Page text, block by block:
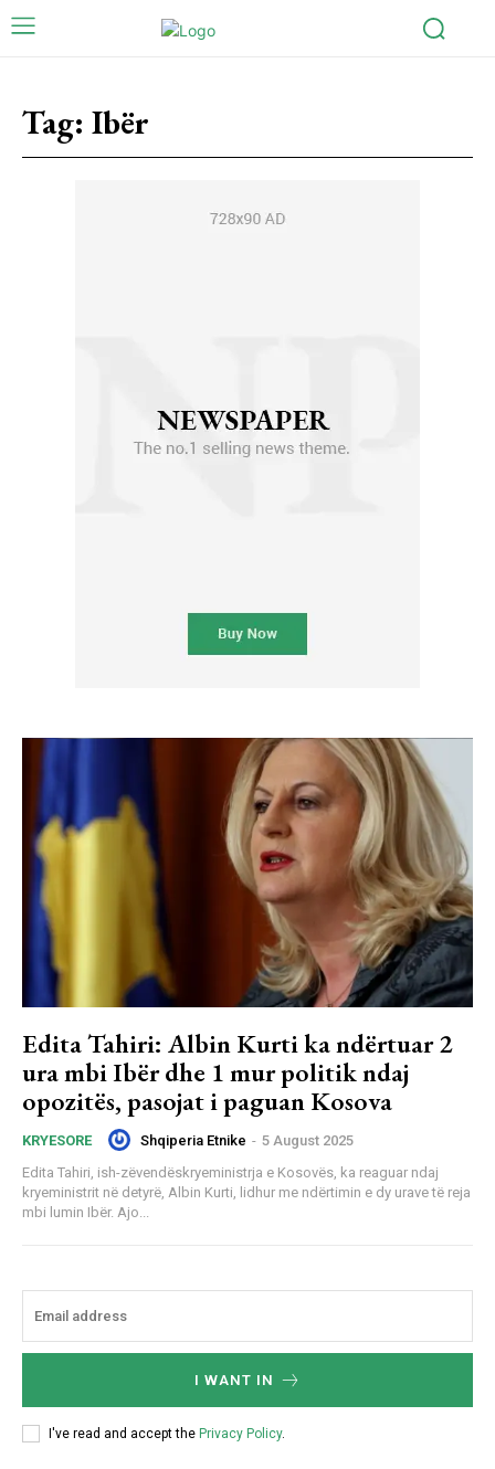
Tag: Ibër
Edita Tahiri: Albin Kurti ka ndërtuar 2
ura mbi Ibër dhe 1 mur politik ndaj
opozitës, pasojat i paguan Kosova
KRYESORE Shqiperia Etnike - 5 August 2025
Edita Tahiri, ish-zëvendëskryeministrja e Kosovës, ka reaguar ndaj
kryeministrit në detyrë, Albin Kurti, lidhur me ndërtimin e dy urave të reja
mbi lumin Ibër. Ajo...
I WANT IN
I've read and accept the Privacy Policy.